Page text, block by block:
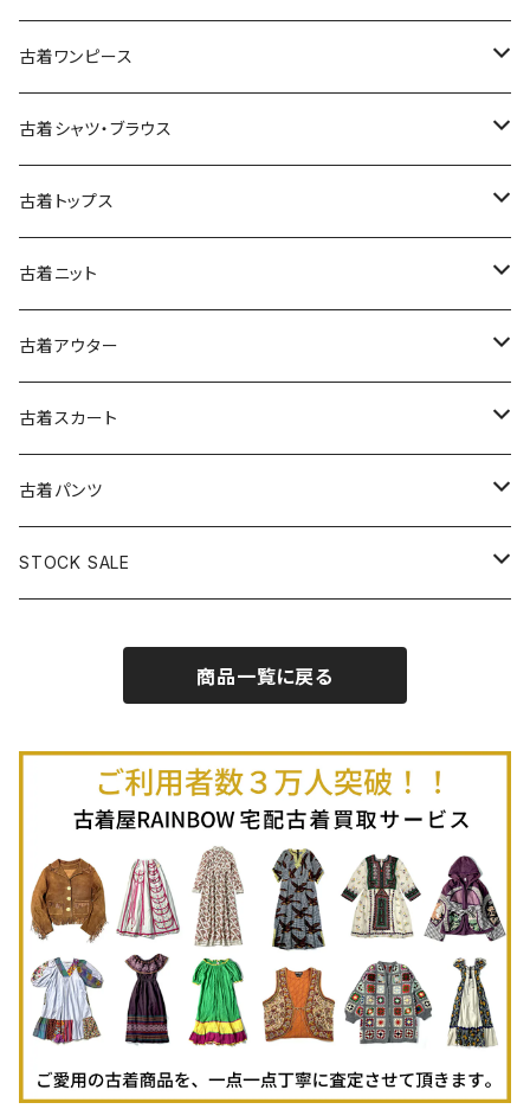
古着ワンピース
古着長袖ワンピース
古着半袖ワンピース
古着ノースリーブワンピース
古着キャミソールワンピース
古着ベアトップワンピース
古着オールインワン
古着オーバーオール
古着シャツ・ブラウス
古着長袖シャツ・ブラウス
古着半袖シャツ・ブラウス
古着ノースリーブシャツ・ブラウス
古着トップス
古着スウェット&パーカー
古着スウェット
古着パーカー
古着プルオーバー
古着長袖プルオーバー
古着半袖プルオーバー
古着Ｔシャツ
古着長袖Ｔシャツ
古着半袖Ｔシャツ
古着ベスト
古着キャミソール
古着ポロシャツ
古着長袖ポロシャツ
古着スウェット
古着パーカー
古着タンクトップ
古着ニット
古着セーター
古着カーディガン
古着半袖ニット
古着ニットアウター
古着アウター
古着ライトジャケット
古着ライトコート
古着ヘビージャケット
古着羽織り
古着スカート
古着ロング丈スカート (丈76cm-)
古着膝丈スカート (丈56-75cm)
古着ミニ丈スカート (丈56-75cm)
古着パンツ
古着ロング丈パンツ
STOCK SALE
Autumn / Winter
商品一覧に戻る